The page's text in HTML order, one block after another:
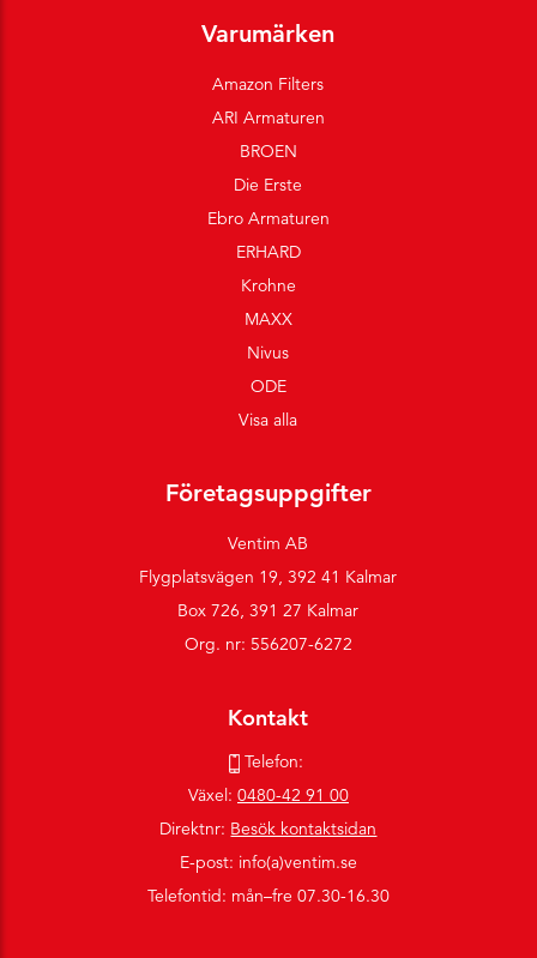
Varumärken
Amazon Filters
ARI Armaturen
BROEN
Die Erste
Ebro Armaturen
ERHARD
Krohne
MAXX
Nivus
ODE
Visa alla
Företagsuppgifter
Ventim AB
Flygplatsvägen 19, 392 41 Kalmar
Box 726, 391 27 Kalmar
Org. nr: 556207-6272
Kontakt
Telefon:
Växel: 0480-42 91 00
Direktnr: Besök kontaktsidan
E-post: info(a)ventim.se
Telefontid: mån–fre 07.30-16.30